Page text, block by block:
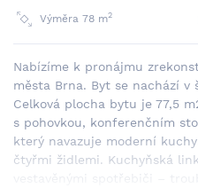
Výměra 78 m2
Nabízíme k pronájmu
města Brna. Byt se nachází v
Celková plocha bytu je 77,5
s pohovkou, konferenčním
který navazuje moderní
čtyřmi židlemi. Kuchyňská